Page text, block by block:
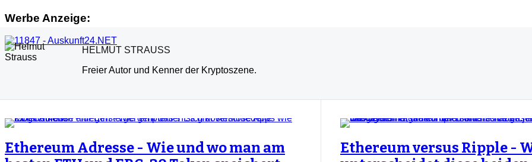
Werbe Anzeige:
HELMUT STRAUSS
Freier Autor und Kenner der Kryptoszene.
Ethereum Adresse - Wie und wo man am
Ethereum versus Ripple -